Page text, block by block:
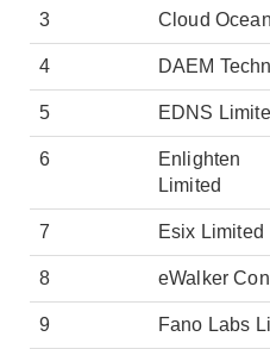
3 Cloud
4 DAEM
5 EDNS
6
Enlighten
Limited
7 Esix Limited
8 eWalker
9 Fano Labs